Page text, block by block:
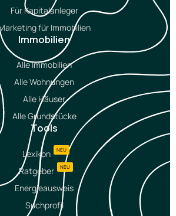
Für Kapitalanleger
für Immobilien
Immobilien
Alle Immobilien
Alle Wohnungen
Alle Häuser
Alle Grundstücke
Tools
Lexikon NEU
Ratgeber NEU
Energieausweis
Suchprofil